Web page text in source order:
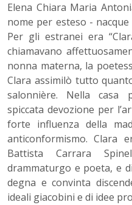
Elena Chiara Maria
nome per esteso -
Per gli estranei era
chiamavano
nonna materna, la
Clara assimilò tutto
salonnière. Nella casa
spiccata devozione per
forte influenza della
anticonformismo. Clara
Battista Carrara
drammaturgo e poeta, e
degna e convinta
ideali giacobini e di idee